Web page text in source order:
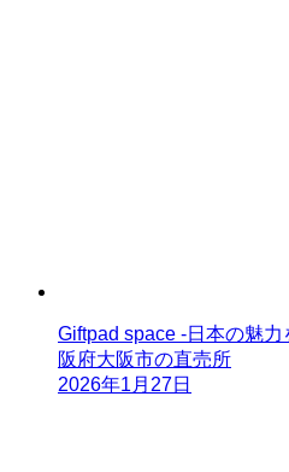
Giftpad space -日本の魅
阪府大阪市の直売所
2026年1月27日